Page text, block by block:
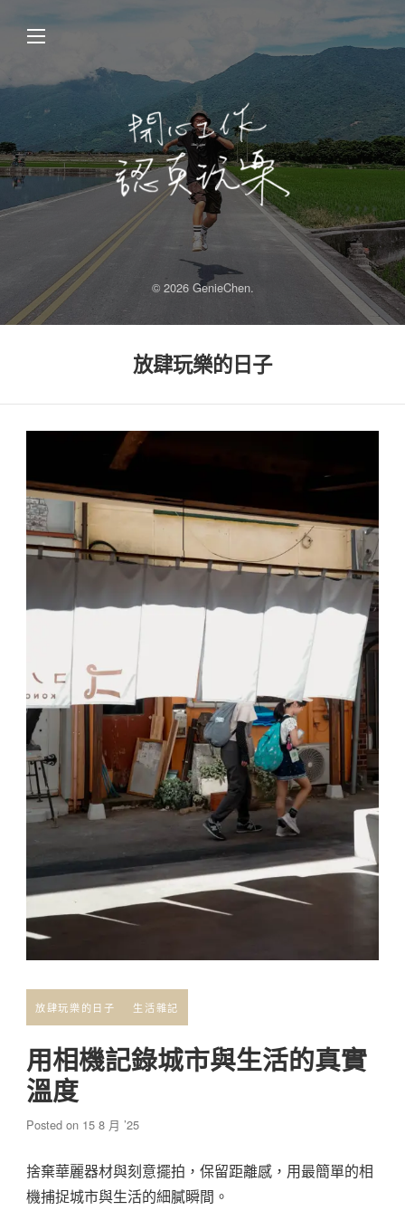
© 2026 GenieChen.
放肆玩樂的日子
放肆玩樂的日子 生活雜記
用相機記錄城市與生活的真實
溫度
Posted on 15 8 月 ’25
捨棄華麗器材與刻意擺拍，保留距離感，用最簡單的相
機捕捉城市與生活的細膩瞬間。